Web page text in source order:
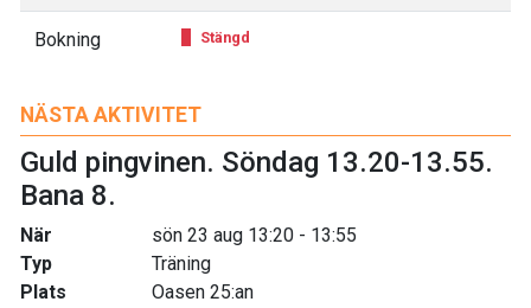
NÄSTA AKTIVITET
Guld pingvinen. Söndag 13.20-13.55.
Bana 8.
När
sön 23 aug 13:20 - 13:55
Typ
Träning
Plats
Oasen 25:an
Bokning Stängd